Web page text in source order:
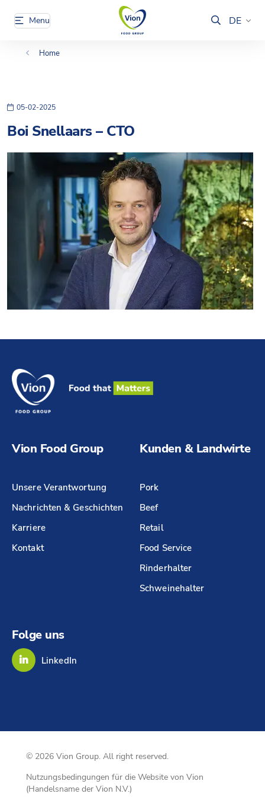
Menu DE
Home
05-02-2025
Boi Snellaars – CTO
Vion Food Group
Unsere Verantwortung
Nachrichten & Geschichten
Karriere
Kontakt
Kunden & Landwirte
Pork
Beef
Retail
Food Service
Rinderhalter
Schweinehalter
Folge uns
LinkedIn
© 2026 Vion Group. All right reserved.
Nutzungsbedingungen für die Website von Vion
(Handelsname der Vion N.V.)